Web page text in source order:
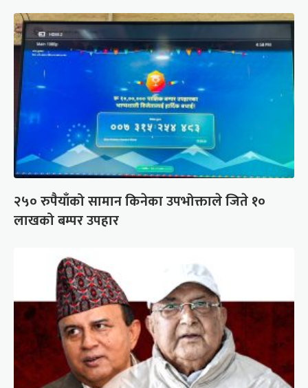
२५० रुपैयाँको सामान किनेका उपभोक्ताले जिते १०
लाखको बम्पर उपहार